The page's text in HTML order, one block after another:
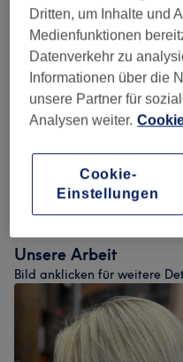
Haarkuren & Pflege (3)
Herren - Haarschnitte &
Kinder - Haarschnitte &
Damen - Haarschnitte &
Damen - Farbe &
Unsere Arbeit
Bild anklicken für weitere
Dritten, um Inhalte und
Medienfunktionen
Datenverkehr zu
Informationen über die
unsere Partner für
Analysen weiter.
Cookie-
Einstellungen